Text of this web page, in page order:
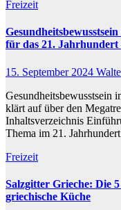
Freizeit
für das 21.
15. September 2024
Gesundheitsbewusstsein
klärt auf über den
Inhaltsverzeichnis
Thema im 21.
Freizeit
Salzgitter Grieche: Die
griechische Küche